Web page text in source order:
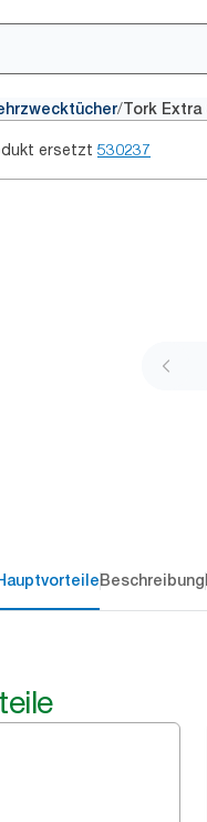
/Tork Extra
ersetzt 530237
Beschreibung